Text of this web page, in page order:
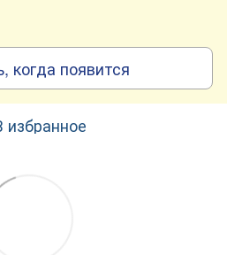
когда появится
избранное